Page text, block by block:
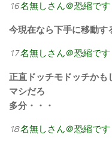
16名無しさん＠恐縮です
今現在なら下手に移動す
17名無しさん＠恐縮です
正直ドッチモドッチかも
マシだろ
多分・・・
18名無しさん＠恐縮です